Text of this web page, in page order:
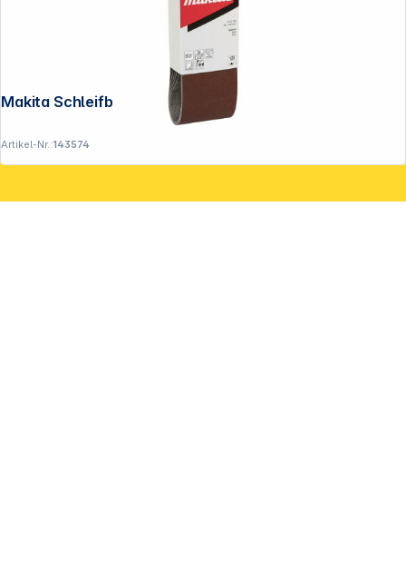
Makita Schleifband 76x457mm K120
Artikel-Nr.:143574